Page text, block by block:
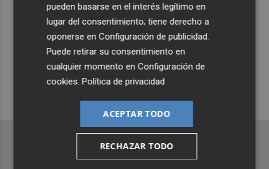
Suscríbete al canal de
Whatsapp
Siempre al día de las últimas noticias
¡Quiero suscribirme!
pueden basarse en el interés legítimo en
lugar del consentimiento; tiene derecho a
oponerse enConfiguración de publicidad
Puede retirar su consentimiento en
cualquier momento enConfiguración de
cookies .Política de privacidad
ACEPTAR TODO
RECHAZAR TODO